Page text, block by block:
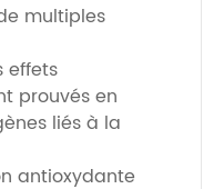
multiples
effets
prouvés en
liés à la
antioxydante